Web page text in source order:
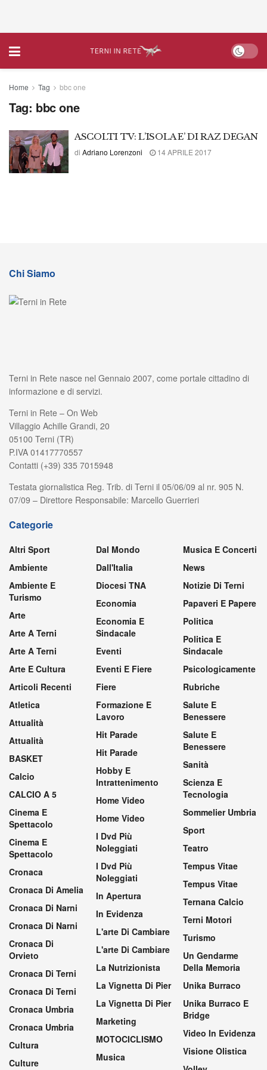
Home Tag bbc one
Tag: bbc one
ASCOLTI TV: L’ISOLA E’ DI RAZ DEGAN
di Adriano Lorenzoni 14 APRILE 2017
Chi Siamo
Terni in Rete nasce nel Gennaio 2007, come portale cittadino di
informazione e di servizi.
Terni in Rete – On Web
Villaggio Achille Grandi, 20
05100 Terni (TR)
P.IVA 01417770557
Contatti (+39) 335 7015948
Testata giornalistica Reg. Trib. di Terni il 05/06/09 al nr. 905 N.
07/09 – Direttore Responsabile: Marcello Guerrieri
Categorie
Altri Sport
Ambiente
Ambiente E
Turismo
Arte
Arte A Terni
Arte A Terni
Arte E Cultura
Articoli Recenti
Atletica
Attualità
Attualità
BASKET
Calcio
CALCIO A 5
Cinema E
Spettacolo
Cinema E
Spettacolo
Cronaca
Cronaca Di Amelia
Cronaca Di Narni
Cronaca Di Narni
Cronaca Di
Orvieto
Cronaca Di Terni
Cronaca Di Terni
Cronaca Umbria
Cronaca Umbria
Cultura
Culture
Dal Mondo
Dall'Italia
Diocesi TNA
Economia
Economia E
Sindacale
Eventi
Eventi E Fiere
Fiere
Formazione E
Lavoro
Hit Parade
Hit Parade
Hobby E
Intrattenimento
Home Video
Home Video
I Dvd Più
Noleggiati
I Dvd Più
Noleggiati
In Apertura
In Evidenza
L'arte Di Cambiare
L'arte Di Cambiare
La Nutrizionista
La Vignetta Di Pier
La Vignetta Di Pier
Marketing
MOTOCICLISMO
Musica
Musica E Concerti
News
Notizie Di Terni
Papaveri E Papere
Politica
Politica E
Sindacale
Psicologicamente
Rubriche
Salute E
Benessere
Salute E
Benessere
Sanità
Scienza E
Tecnologia
Sommelier Umbria
Sport
Teatro
Tempus Vitae
Tempus Vitae
Ternana Calcio
Terni Motori
Turismo
Un Gendarme
Della Memoria
Unika Burraco
Unika Burraco E
Bridge
Video In Evidenza
Visione Olistica